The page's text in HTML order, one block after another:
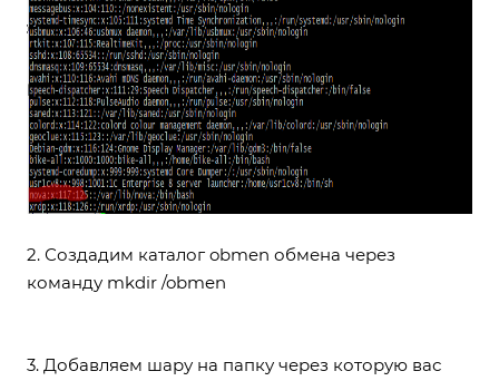
2. Создадим каталог obmen обмена через
команду mkdir /obmen
3. Добавляем шару на папку через которую вас